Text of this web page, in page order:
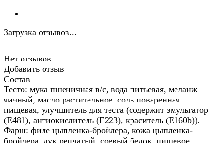
Загрузка отзывов...
Нет отзывов
Добавить отзыв
Состав
Тесто: мука пшеничная в/с, вода питьевая, меланж
яичный, масло растительное. соль поваренная
пищевая, улучшитель для теста (содержит эмульгатор
(Е481), антиокислитель (Е223), краситель (Е160b)).
Фарш: филе цыпленка-бройлера, кожа цыпленка-
бройлера, лук репчатый, соевый белок, пищевое